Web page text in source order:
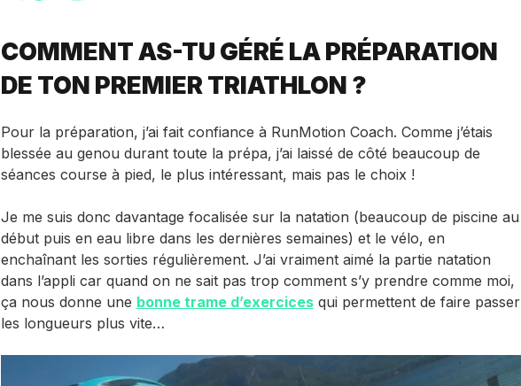
COMMENT AS-TU GÉRÉ LA PRÉPARATION
DE TON PREMIER TRIATHLON ?
Pour la préparation, j’ai fait confiance à RunMotion Coach. Comme j’étais
blessée au genou durant toute la prépa, j’ai laissé de côté beaucoup de
séances course à pied, le plus intéressant, mais pas le choix !
Je me suis donc davantage focalisée sur la natation (beaucoup de piscine au
début puis en eau libre dans les dernières semaines) et le vélo, en
enchaînant les sorties régulièrement. J’ai vraiment aimé la partie natation
dans l’appli car quand on ne sait pas trop comment s’y prendre comme moi,
ça nous donne une bonne trame d’exercicesqui permettent de faire passer
les longueurs plus vite…